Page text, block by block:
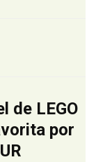
de LEGO
por